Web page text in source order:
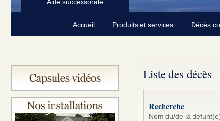
Aide successorale
Accueil Produits et services Décès
Liste des décès
Recherche
Nom du/de la